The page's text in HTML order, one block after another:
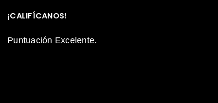
¡CALIFÍCANOS!
Puntuación Excelente.